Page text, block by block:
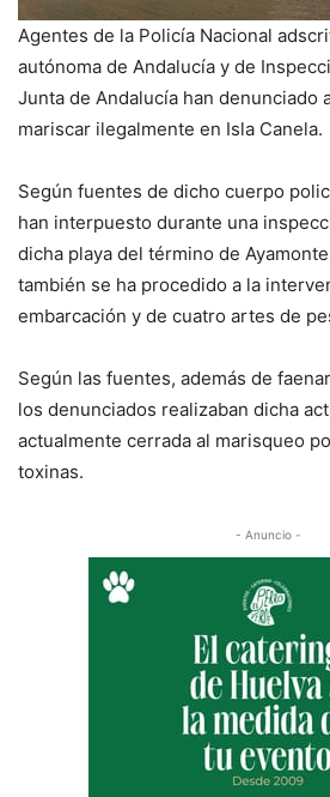
Agentes de la Policía Nacional
autónoma de Andalucía y de
Junta de Andalucía han denunciado
mariscar ilegalmente en Isla Canela.
Según fuentes de dicho cuerpo
han interpuesto durante una
dicha playa del término de
también se ha procedido a la
embarcación y de cuatro artes de
Según las fuentes, además de
los denunciados realizaban dicha
actualmente cerrada al marisqueo
toxinas.
- Anuncio -